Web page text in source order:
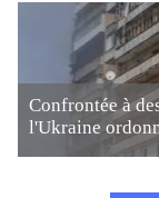
Confrontée à
l'Ukraine